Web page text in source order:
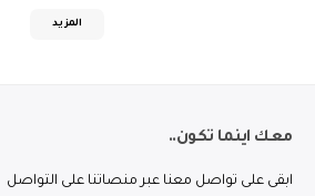
المزيد
معك اينما تكون..
ابقى على تواصل معنا عبر منصاتنا على التواصل